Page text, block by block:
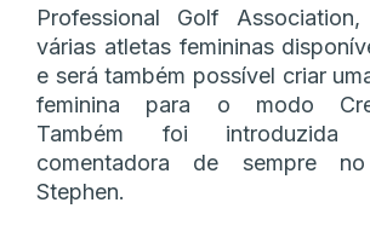
Professional Golf
várias atletas femininas
e será também possível criar
feminina para o modo
Também foi introduzida
comentadora de sempre
Stephen.